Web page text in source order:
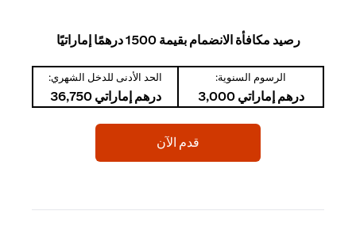
رصيد مكافأة الانضمام بقيمة 1500 درهمًا إماراتيًا
الرسوم السنوية:
درهم إماراتي 3,000
الحد الأدنى للدخل الشهري:
درهم إماراتي 36,750
قدم الآن